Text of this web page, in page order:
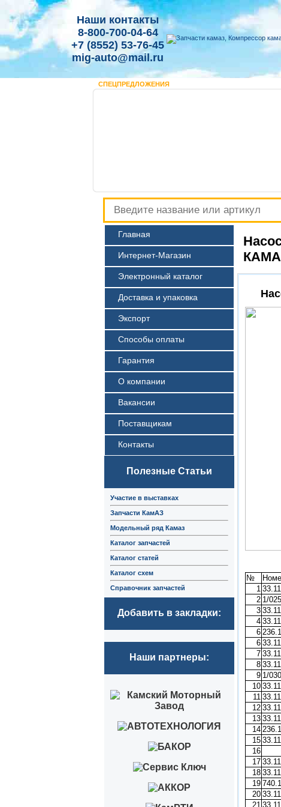
Наши контакты
8-800-700-04-64
+7 (8552) 53-76-45
mig-auto@mail.ru
СПЕЦПРЕДЛОЖЕНИЯ
Главная
Интернет-Магазин
Электронный каталог
Доставка и упаковка
Экспорт
Способы оплаты
Гарантия
О компании
Вакансии
Поставщикам
Контакты
Полезные Статьи
Участие в выставках
Запчасти КамАЗ
Модельный ряд Камаз
Каталог запчастей
Каталог статей
Каталог схем
Справочник запчастей
Добавить в закладки:
Наши партнеры:
№
1
2 1/
3
4
6
6
7
8
9 1/
10
11
12
13
14
15
16
17
18
19
20
21